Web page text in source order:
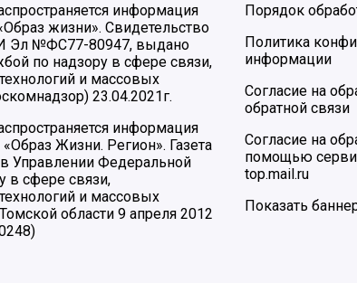
информация
жизни». Свидетельство
Эл №ФС77-80947, выдано
по надзору в сфере связи,
и массовых
23.04.2021г.
информация
«Образ Жизни. Регион». Газета
в Управлении Федеральной
в сфере связи,
и массовых
области 9 апреля 2012
Порядок
Политика
информации
Согласие на
обратной связи
Согласие на
помощью
top.mail.ru
Показать